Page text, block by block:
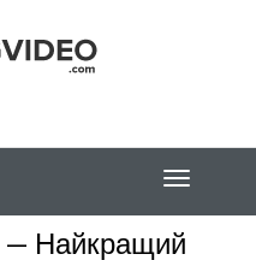
Найкращий